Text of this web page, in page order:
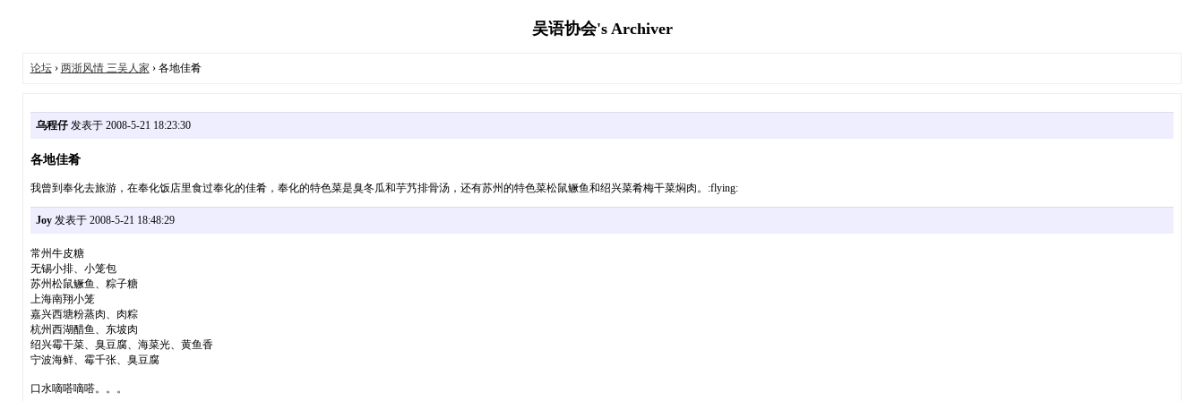
吴语协会's Archiver
论坛› 两浙风情 三吴人家 › 各地佳肴
乌程仔发表于 2008-5-21 18:23:30
各地佳肴
我曾到奉化去旅游，在奉化饭店里食过奉化的佳肴，奉化的特色菜是臭冬瓜和芋艿排骨汤，还有苏州的特色菜松鼠鳜鱼和绍兴菜肴梅干菜焖肉。:flying:
Joy发表于 2008-5-21 18:48:29
常州牛皮糖
无锡小排、小笼包
苏州松鼠鳜鱼、粽子糖
上海南翔小笼
嘉兴西塘粉蒸肉、肉粽
杭州西湖醋鱼、东坡肉
绍兴霉干菜、臭豆腐、海菜光、黄鱼香
宁波海鲜、霉千张、臭豆腐
口水嘀嗒嘀嗒。。。